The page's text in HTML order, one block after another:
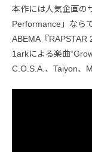
本作には人気企画の
Performance」なら
ABEMA『
1arkによる楽曲
C.O.S.A.、Taiyon、